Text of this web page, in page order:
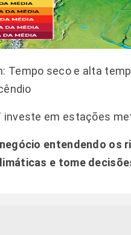
Tempo seco e alta
investe em estações
entendendo os
e tome